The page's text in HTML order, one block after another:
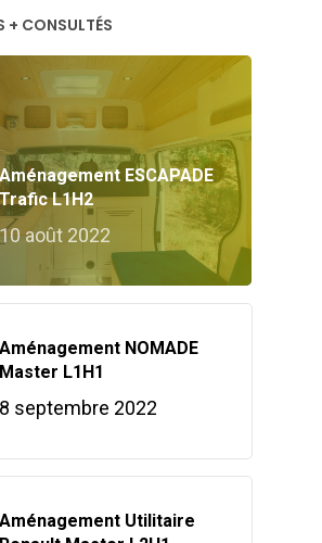
+ CONSULTÉS
Aménagement ESCAPADE
Trafic L1H2
10 août 2022
Aménagement NOMADE
Master L1H1
8 septembre 2022
Aménagement Utilitaire